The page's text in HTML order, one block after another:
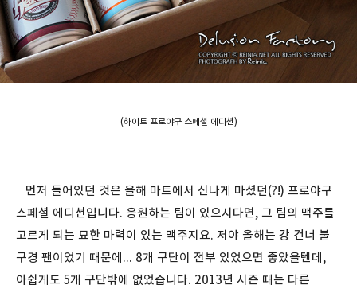
(하이트 프로야구 스페셜 에디션)
먼저 들어있던 것은 올해 마트에서 신나게 마셨던(?!) 프로야구
스페셜 에디션입니다. 응원하는 팀이 있으시다면, 그 팀의 맥주를
고르게 되는 묘한 마력이 있는 맥주지요. 저야 올해는 강 건너 불
구경 팬이었기 때문에... 8개 구단이 전부 있었으면 좋았을텐데,
아쉽게도 5개 구단밖에 없었습니다. 2013년 시즌 때는 다른